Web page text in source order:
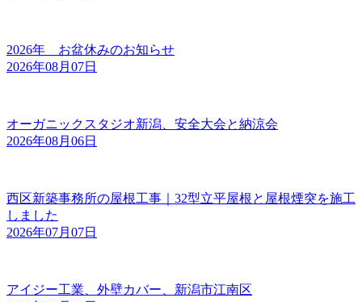
2026年 お盆休みのお知らせ
2026年08月07日
オーガニックスタジオ新潟、安全大会と納涼会
2026年08月06日
西区新築事務所の屋根工事｜32型立平屋根と屋根煙突を施工
しました
2026年07月07日
アイジー工業、外壁カバー、新潟市江南区